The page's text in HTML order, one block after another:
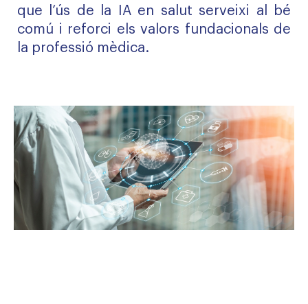
que l’ús de la IA en salut serveixi al bé
comú i reforci els valors fundacionals de
la professió mèdica.